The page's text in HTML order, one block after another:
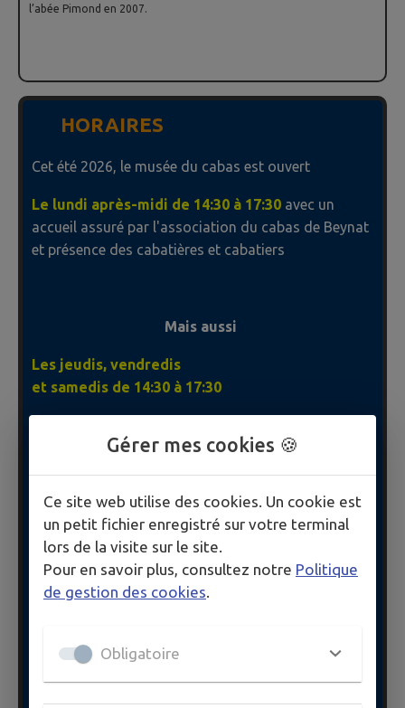
l’abée Pimond en 2007.
HORAIRES
Cet été 2026, le musée du cabas est ouvert
Le lundi après-midi de 14:30 à 17:30 avec un
accueil assuré par l'association du cabas de Beynat
et présence des cabatières et cabatiers
Mais aussi
Les jeudis, vendredis
et samedis de 14:30 à 17:30
06 82 59 15 02
Gérer mes cookies 🍪
Ce site web utilise des cookies. Un cookie est
un petit fichier enregistré sur votre terminal
lors de la visite sur le site.
Pour en savoir plus, consultez notre Politique
de gestion des cookies
Obligatoire